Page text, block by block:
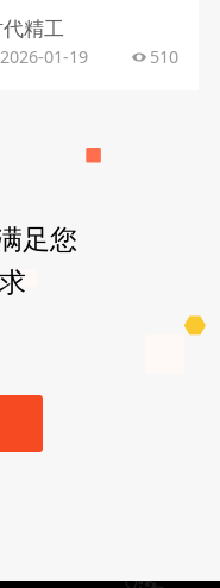
精工
2026-01-19 510
足您